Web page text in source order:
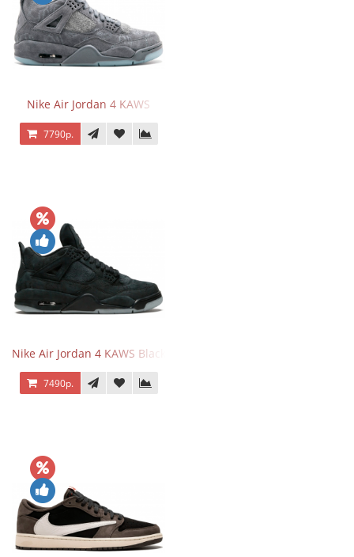
Nike Air Jordan 4 KAWS
7790р.
Nike Air Jordan 4 KAWS Black
7490р.